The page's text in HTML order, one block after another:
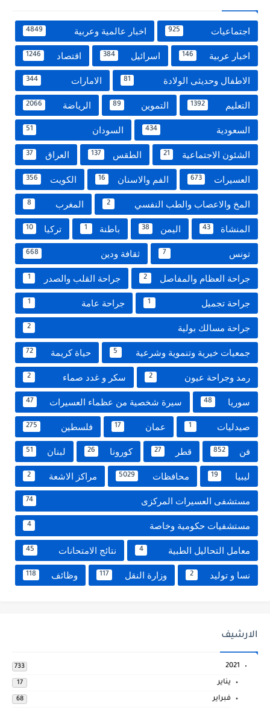
اجتماعيات 925 اخبار عالمية وعربية 4849
اخبار عربية 146 اسرائيل 384 اقتصاد 1246
الاطفال وحديثى الولادة 81 الامارات 344
التعليم 1392 التموين 89 الرياضة 2066
السعودية 434 السودان 51
الشئون الاجتماعية 21 الطقس 137 العراق 37
العسيرات 673 الفم والاسنان 16 الكويت 356
المخ والاعصاب والطب النفسي 2 المغرب 8
المنشاة 43 اليمن 38 باطنة 1 تركيا 10
تونس 7 ثقافة ودين 668
جراحة العظام والمفاصل 2 جراحة القلب والصدر 1
جراحة تجميل 1 جراحة عامة 1
جراحة مسالك بولية 2
جمعيات خيرية وتنموية وشرعية 5 حياة كريمة 72
رمد وجراحة عيون 2 سكر و غدد صماء 2
سوريا 48 سيرة شخصية من عظماء العسيرات 47
صيدليات 1 عمان 17 فلسطين 275
فن 852 قطر 27 كورونا 26 لبنان 51
ليبيا 19 محافظات 5029 مراكز الاشعة 2
مستشفى العسيرات المركزى 74
مستشفيات حكومية وخاصة 4
معامل التحاليل الطبية 4 نتائج الامتحانات 45
نسا و توليد 2 وزارة النقل 117 وظائف 118
الارشيف
2021
733
يناير 17
فبراير 68